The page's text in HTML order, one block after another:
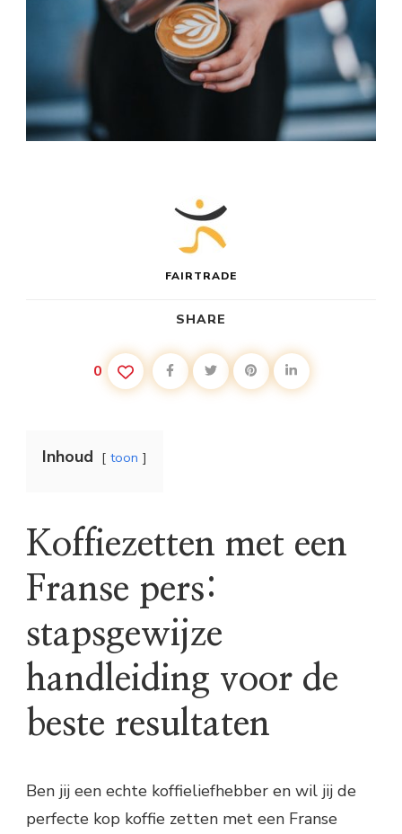
FAIRTRADE
SHARE
0
Inhoud toon
Koffiezetten met een
Franse pers:
stapsgewijze
handleiding voor de
beste resultaten
Ben jij een echte koffieliefhebber en wil jij de
perfecte kop koffie zetten met een Franse